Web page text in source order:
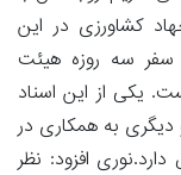
کشاورزی در این
سفر سه روزه هیئت
یکی از این اسناد
به همکاری در
افزود: نظر